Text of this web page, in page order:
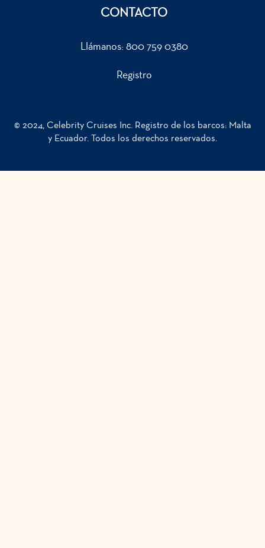
CONTACTO
Llámanos: 800 759 0380
Registro
© 2024, Celebrity Cruises Inc. Registro de los barcos: Malta
y Ecuador. Todos los derechos reservados.